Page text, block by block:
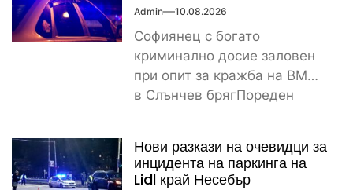
Admin 10.08.2026
Софиянец с богато
криминално досие заловен
при опит за кражба на BMW
в Слънчев брягПореден
Нови разкази на очевидци за
инцидента на паркинга на
Lidl край Несебър